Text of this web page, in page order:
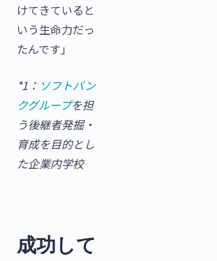
けてきていると
いう生命力だっ
たんです」
*1： ソフトバン
クグループを担
う後継者発掘・
育成を目的とし
た企業内学校
成功して